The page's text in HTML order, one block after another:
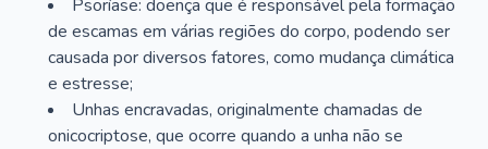
Psoríase: doença que é responsável pela formação
de escamas em várias regiões do corpo, podendo ser
causada por diversos fatores, como mudança climática
e estresse;
Unhas encravadas, originalmente chamadas de
onicocriptose, que ocorre quando a unha não se